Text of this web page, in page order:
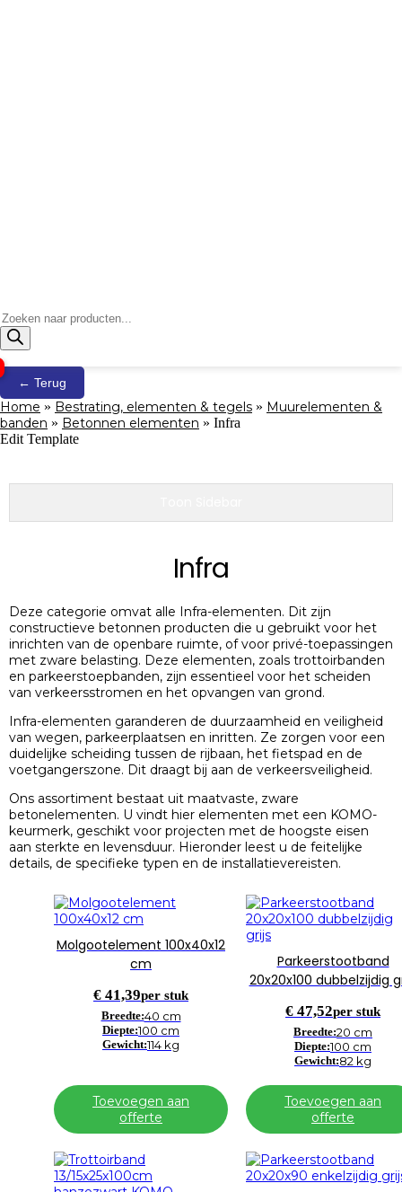
Producten
zoeken
← Terug
Home » Bestrating, elementen & tegels » Muurelementen &
banden » Betonnen elementen » Infra
Edit Template
Infra
Deze categorie omvat alle Infra-elementen. Dit zijn
constructieve betonnen producten die u gebruikt voor het
inrichten van de openbare ruimte, of voor privé-toepassingen
met zware belasting. Deze elementen, zoals trottoirbanden
en parkeerstoepbanden, zijn essentieel voor het scheiden
van verkeersstromen en het opvangen van grond.
Infra-elementen garanderen de duurzaamheid en veiligheid
van wegen, parkeerplaatsen en inritten. Ze zorgen voor een
duidelijke scheiding tussen de rijbaan, het fietspad en de
voetgangerszone. Dit draagt bij aan de verkeersveiligheid.
Ons assortiment bestaat uit maatvaste, zware
betonelementen. U vindt hier elementen met een KOMO-
keurmerk, geschikt voor projecten met de hoogste eisen
aan sterkte en levensduur. Hieronder leest u de feitelijke
details, de specifieke typen en de installatievereisten.
Molgootelement 100x40x12
cm
€ 41,39per stuk
Breedte:40 cm
Diepte:100 cm
Gewicht:114 kg
Toevoegen aan
offerte
Parkeerstootband
20x20x100 dubbelzijdig
€ 47,52per stuk
Breedte:20 cm
Diepte:100 cm
Gewicht:82 kg
Toevoegen aan
offerte